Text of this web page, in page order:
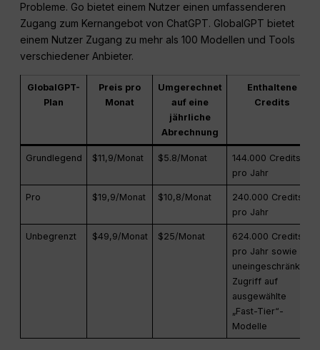
Probleme. Go bietet einem Nutzer einen umfassenderen
Zugang zum Kernangebot von ChatGPT. GlobalGPT bietet
einem Nutzer Zugang zu mehr als 100 Modellen und Tools
verschiedener Anbieter.
GlobalGPT-
Plan
Preis pro
Monat
Umgerechnet
auf eine
jährliche
Abrechnung
Enthaltene
Credits
Grundlegend $11,9/Monat $5.8/Monat
144.000 Credits
pro Jahr
Pro $19,9/Monat $10,8/Monat
240.000 Credits
pro Jahr
Unbegrenzt $49,9/Monat $25/Monat
624.000 Credits
pro Jahr sowie
uneingeschränkter
Zugriff auf
ausgewählte
„Fast-Tier“-
Modelle